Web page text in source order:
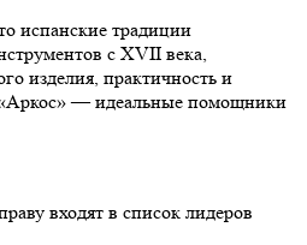
испанские традиции
с XVII века,
изделия, практичность и
— идеальные помощники
входят в список лидеров